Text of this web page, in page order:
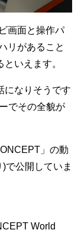
画面と操作パ
リがあること
いえます。
になりそうです
でその全貌が
」の動
で公開していま
World